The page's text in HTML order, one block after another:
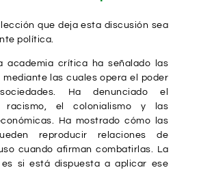
que deja esta discusión sea
política.
academia crítica ha señalado las
mediante las cuales opera el poder
Ha denunciado el
racismo, el colonialismo y las
Ha mostrado cómo las
reproducir relaciones de
cuando afirman combatirlas. La
si está dispuesta a aplicar ese